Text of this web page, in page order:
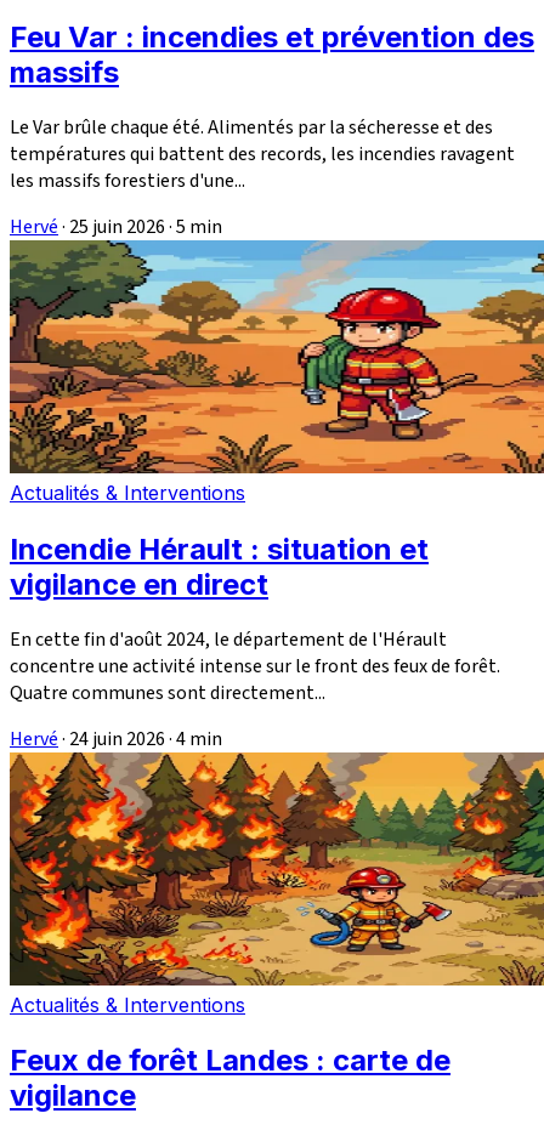
Feu Var : incendies et prévention des
massifs
Le Var brûle chaque été. Alimentés par la sécheresse et des
températures qui battent des records, les incendies ravagent
les massifs forestiers d'une...
Hervé· 25 juin 2026·5 min
Actualités & Interventions
Incendie Hérault : situation et
vigilance en direct
En cette fin d'août 2024, le département de l'Hérault
concentre une activité intense sur le front des feux de forêt.
Quatre communes sont directement...
Hervé· 24 juin 2026·4 min
Actualités & Interventions
Feux de forêt Landes : carte de
vigilance